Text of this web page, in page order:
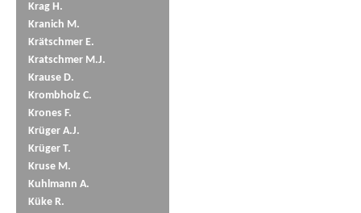
Krag H.
Kranich M.
Krätschmer E.
Kratschmer M.J.
Krause D.
Krombholz C.
Krones F.
Krüger A.J.
Krüger T.
Kruse M.
Kuhlmann A.
Küke R.